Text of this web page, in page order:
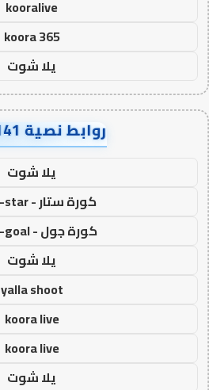
kooralive
koora 365
يلا شوت
روابط نصية AA90141
يلا شوت
كورة ستار - koora-star
كورة جول - koora-goal
يلا شوت
yalla shoot
koora live
koora live
يلا شوت